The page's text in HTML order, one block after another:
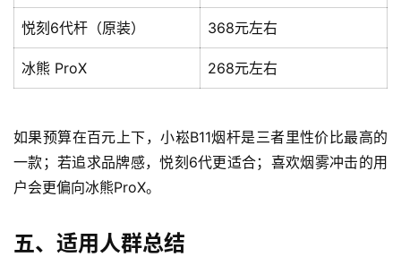
悦刻6代杆（原装） 368元左右
冰熊 ProX 268元左右
如果预算在百元上下，小崧B11烟杆是三者里性价比最高的
一款；若追求品牌感，悦刻6代更适合；喜欢烟雾冲击的用
户会更偏向冰熊ProX。
五、适用人群总结